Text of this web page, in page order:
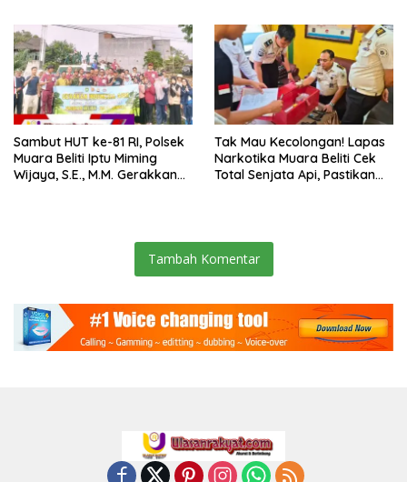
Sambut HUT ke-81 RI, Polsek
Muara Beliti Iptu Miming
Wijaya, S.E., M.M. Gerakkan
Tak Mau Kecolongan! Lapas
Narkotika Muara Beliti Cek
Total Senjata Api, Pastikan
Tambah Komentar